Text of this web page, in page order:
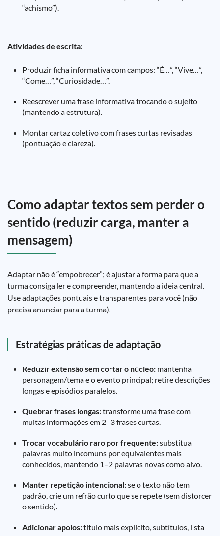
“achismo”).
Atividades de escrita:
Produzir ficha informativa com campos: “É…”, “Vive…”,
“Come…”, “Curiosidade…”.
Reescrever uma frase informativa trocando o sujeito
(mantendo a estrutura).
Montar cartaz coletivo com frases curtas revisadas
(pontuação e clareza).
Como adaptar textos sem perder o
sentido (reduzir carga, manter a
mensagem)
Adaptar não é “empobrecer”; é ajustar a forma para que a
turma consiga ler e compreender, mantendo a ideia central.
Use adaptações pontuais e transparentes para você (não
precisa anunciar para a turma).
Estratégias práticas de adaptação
Reduzir extensão sem cortar o núcleo: mantenha
personagem/tema e o evento principal; retire descrições
longas e episódios paralelos.
Quebrar frases longas:transforme uma frase com
muitas informações em 2–3 frases curtas.
Trocar vocabulário raro por frequente:substitua
palavras muito incomuns por equivalentes mais
conhecidos, mantendo 1–2 palavras novas como alvo.
Manter repetição intencional:se o texto não tem
padrão, crie um refrão curto que se repete (sem distorcer
o sentido).
Adicionar apoios:título mais explícito, subtítulos, lista